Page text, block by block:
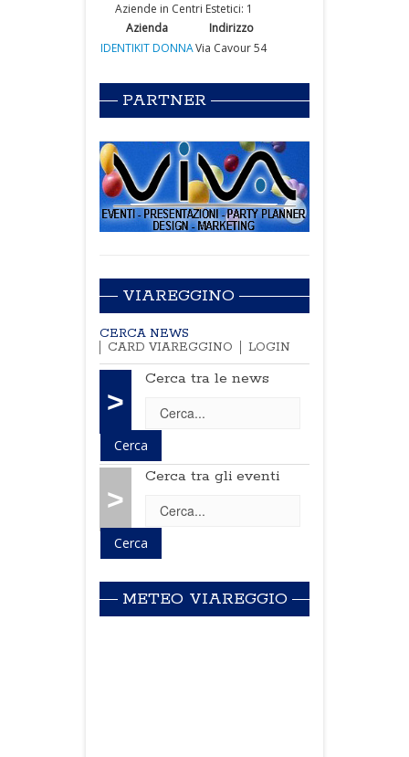
Aziende in Centri Estetici: 1
Azienda
Indirizzo
IDENTIKIT DONNAVia Cavour 54
PARTNER
VIAREGGINO
CERCA NEWS
CARD VIAREGGINO
LOGIN
>
Cerca tra le news
>
Cerca tra gli eventi
METEO VIAREGGIO